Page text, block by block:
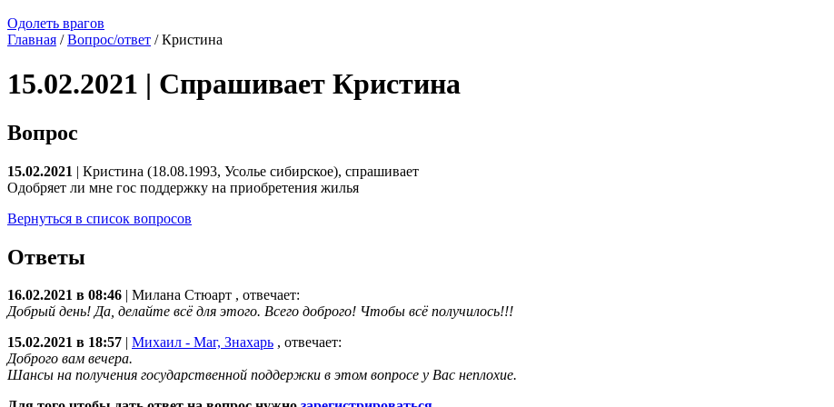
Одолеть врагов
Главная /Вопрос/ответ / Кристина
15.02.2021 | Спрашивает Кристина
Вопрос
15.02.2021 | Кристина (18.08.1993, Усолье сибирское), спрашивает
Одобряет ли мне гос поддержку на приобретения жилья
Вернуться в список вопросов
Ответы
16.02.2021 в 08:46 Милана Стюарт , отвечает:
Добрый день! Да, делайте всё для этого. Всего доброго! Чтобы всё получилось!!!
15.02.2021 в 18:57
Михаил - Маг, Знахарь , отвечает:
Доброго вам вечера.
Шансы на получения государственной поддержки в этом вопросе у Вас неплохие.